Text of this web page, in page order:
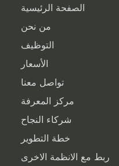
الصفحة الرئيسية
من نحن
التوظيف
الأسعار
تواصل معنا
مركز المعرفة
شركاء النجاح
خطة التطوير
ربط مع الانظمة الاخرى